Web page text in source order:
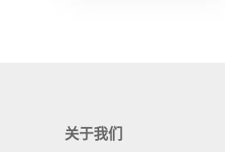
关于我们